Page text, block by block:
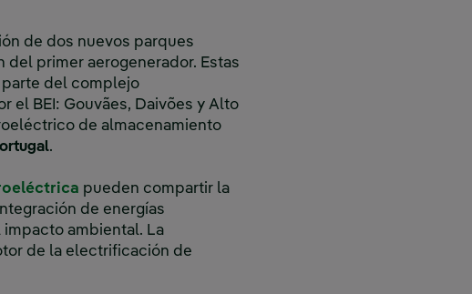
de dos nuevos parques
primer aerogenerador. Estas
parte del complejo
el BEI: Gouvães, Daivões y Alto
de almacenamiento
.
se abre en ventana nueva.
Enlace externo, se abre en ventana nueva.
pueden compartir la
en ventana nueva.
de energías
ambiental. La
de la electrificación de